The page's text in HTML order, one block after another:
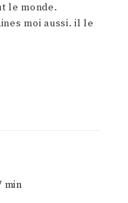
le monde.
moi aussi. il le
min